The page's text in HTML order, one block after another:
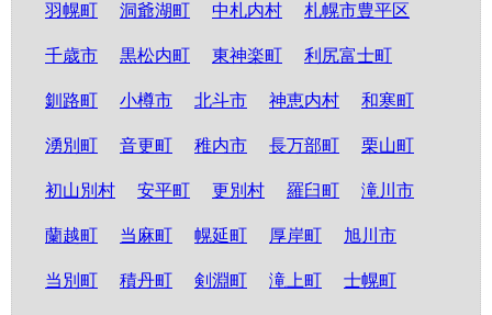
羽幌町 洞爺湖町 中札内村 札幌市豊平区
千歳市 黒松内町 東神楽町 利尻富士町
釧路町 小樽市 北斗市 神恵内村 和寒町
湧別町 音更町 稚内市 長万部町 栗山町
初山別村 安平町 更別村 羅臼町 滝川市
蘭越町 当麻町 幌延町 厚岸町 旭川市
当別町 積丹町 剣淵町 滝上町 士幌町